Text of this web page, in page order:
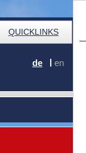
QUICKLINKS
de en